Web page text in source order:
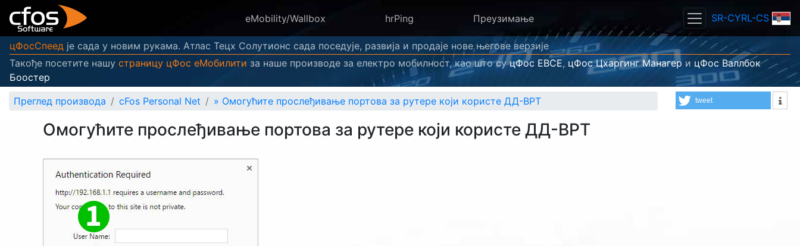
eMobility/Wallbox hrPing Преузимање SR-CYRL-CS
цФосСпеед је сада у новим рукама. Атлас Тецх Солутионс сада поседује, развија и продаје нове његове верзије
Такође посетите нашу страницу цФос еМобилити за наше производе за електро мобилност, као што суцФос ЕВСЕ, цФос Цхаргинг Манагер и цФос Валлбок
Боостер
Преглед производа
cFos Personal Net » Омогућите прослеђивање портова за рутере који користе ДД-ВРТ tweet
Омогућите прослеђивање портова за рутере који користе ДД-ВРТ